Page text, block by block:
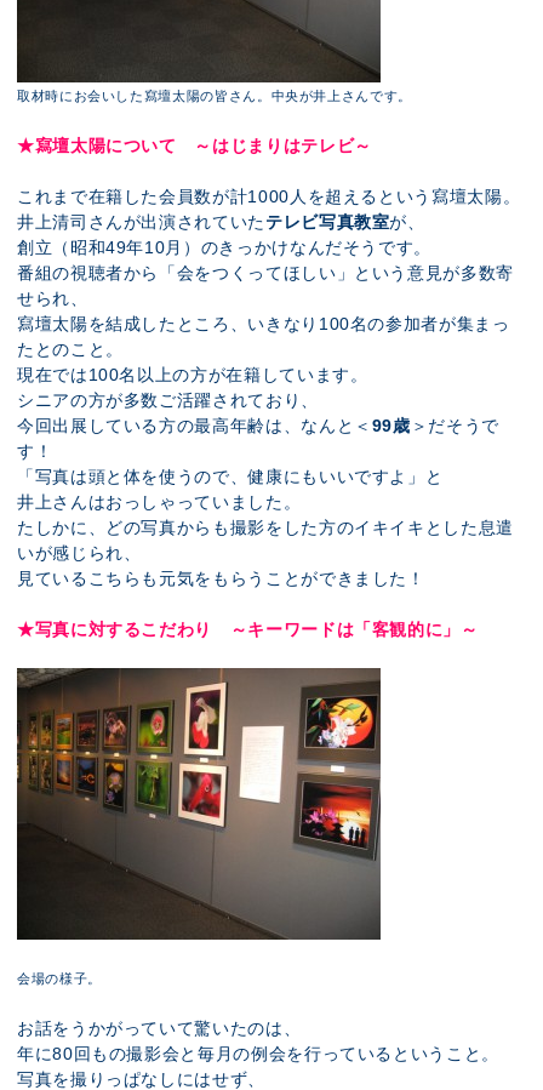
取材時にお会いした寫壇太陽の皆さん。中央が井上さんです。
★寫壇太陽について ～はじまりはテレビ～
これまで在籍した会員数が計1000人を超えるという寫壇太陽。
井上清司さんが出演されていたテレビ写真教室が、
創立（昭和49年10月）のきっかけなんだそうです。
番組の視聴者から「会をつくってほしい」という意見が多数寄
せられ、
寫壇太陽を結成したところ、いきなり100名の参加者が集まっ
たとのこと。
現在では100名以上の方が在籍しています。
シニアの方が多数ご活躍されており、
今回出展している方の最高年齢は、なんと＜ 99歳 ＞だそうで
す！
「写真は頭と体を使うので、健康にもいいですよ」と
井上さんはおっしゃっていました。
たしかに、どの写真からも撮影をした方のイキイキとした息遣
いが感じられ、
見ているこちらも元気をもらうことができました！
★写真に対するこだわり ～キーワードは「客観的に」～
会場の様子。
お話をうかがっていて驚いたのは、
年に80回もの撮影会と毎月の例会を行っているということ。
写真を撮りっぱなしにはせず、